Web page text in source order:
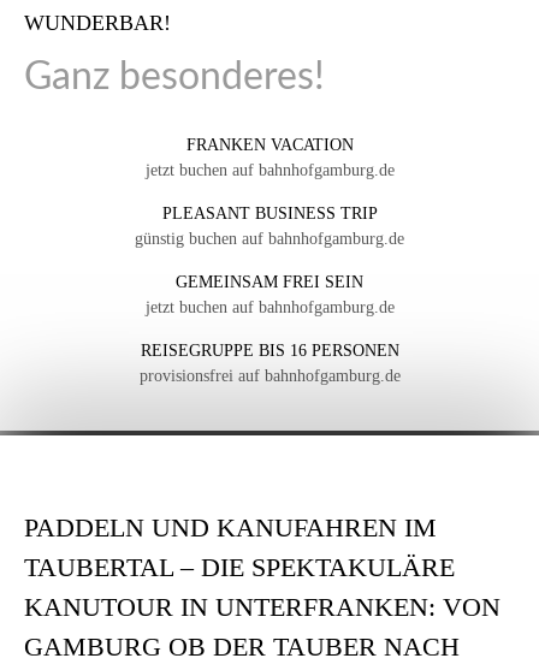
WUNDERBAR!
Ganz besonderes!
FRANKEN VACATION
jetzt buchen auf bahnhofgamburg.de
PLEASANT BUSINESS TRIP
günstig buchen auf bahnhofgamburg.de
GEMEINSAM FREI SEIN
jetzt buchen auf bahnhofgamburg.de
REISEGRUPPE BIS 16 PERSONEN
provisionsfrei auf bahnhofgamburg.de
PADDELN UND KANUFAHREN IM
TAUBERTAL – DIE SPEKTAKULÄRE
KANUTOUR IN UNTERFRANKEN: VON
GAMBURG OB DER TAUBER NACH